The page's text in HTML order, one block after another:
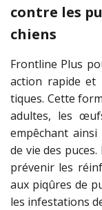
contre les
chiens
Frontline Plus
action rapide et
tiques. Cette
adultes, les
empêchant
de vie des
prévenir les
aux piqûres de
les infestations